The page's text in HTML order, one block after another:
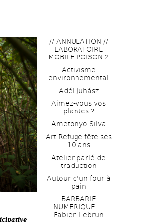
contenu
principal
// ANNULATION //
LABORATOIRE
MOBILE POISON 2
Activisme
environnemental
Adél Juhász
Aimez-vous vos
plantes ?
Ametonyo Silva
Art Refuge fête ses
10 ans
Atelier parlé de
traduction
Autour d'un four à
pain
BARBARIE
NUMERIQUE —
Fabien Lebrun